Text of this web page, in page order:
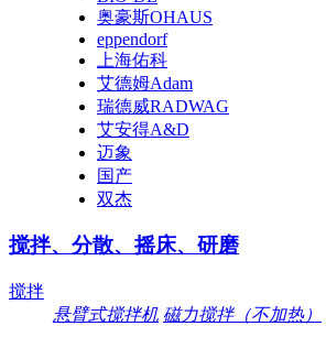
奥豪斯OHAUS
eppendorf
上海佑科
艾德姆Adam
瑞德威RADWAG
艾安得A&D
迈象
国产
双杰
搅拌、分散、摇床、研磨
搅拌
悬臂式搅拌机 磁力搅拌（不加热）